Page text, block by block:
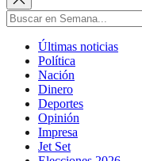
Últimas noticias
Política
Nación
Dinero
Deportes
Opinión
Impresa
Jet Set